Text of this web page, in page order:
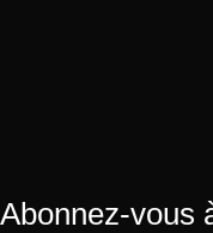
Abonnez-vous